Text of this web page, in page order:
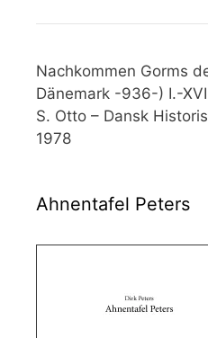
Nachkommen Gorms
Dänemark -936-) I.-
S. Otto – Dansk
1978
Ahnentafel Peters